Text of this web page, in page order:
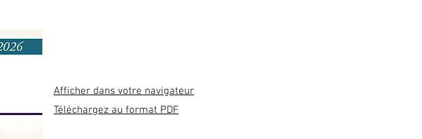
Afficher dans votre navigateur
Téléchargez au format PDF